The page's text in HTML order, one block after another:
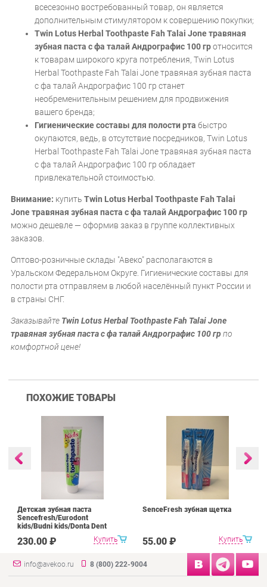
всесезонно востребованный товар, он является
дополнительным стимулятором к совершению покупки;
Twin Lotus Herbal Toothpaste Fah Talai Jone травяная
зубная паста с фа талай Андрографис 100 гротносится
к товарам широкого круга потребления, Twin Lotus
Herbal Toothpaste Fah Talai Jone травяная зубная паста
с фа талай Андрографис 100 гр станет
необременительным решением для продвижения
вашего бренда;
Гигиенические составы для полости рта быстро
окупаются, ведь, в отсутствие посредников, Twin Lotus
Herbal Toothpaste Fah Talai Jone травяная зубная паста
с фа талай Андрографис 100 гр обладает
привлекательной стоимостью.
Внимание: купитьTwin Lotus Herbal Toothpaste Fah Talai
Jone травяная зубная паста с фа талай Андрографис 100 гр
можно дешевле — оформив заказ в группе коллективных
заказов.
Оптово-розничные склады "Авеко" располагаются в
Уральском Федеральном Округе. Гигиенические составы для
полости рта отправляем в любой населённый пункт России и
в страны СНГ.
Заказывайте Twin Lotus Herbal Toothpaste Fah Talai Jone
травяная зубная паста с фа талай Андрографис 100 гр по
комфортной цене!
ПОХОЖИЕ ТОВАРЫ
Купить
Детская зубная паста
Sencefresh/Eurodont
kids/Budni kids/Donta Dent
230.00 ₽ Купить
SenceFresh зубная щетка
55.00 ₽
info@avekoo.ru 8 (800) 222-9004